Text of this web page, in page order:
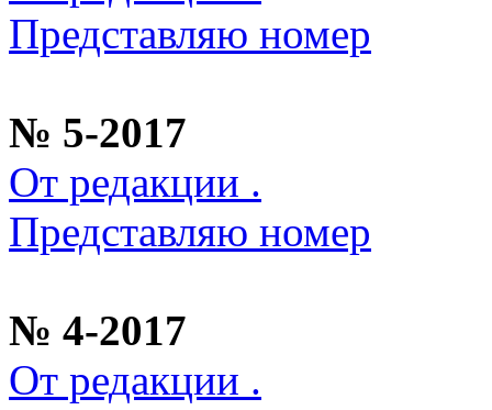
Представляю номер
№ 5-2017
От редакции .
Представляю номер
№ 4-2017
От редакции .